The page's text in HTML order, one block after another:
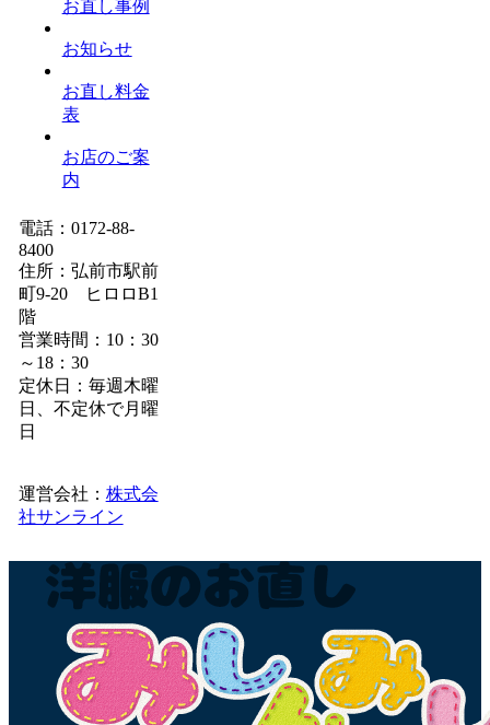
お直し事例
お知らせ
お直し料金
表
お店のご案
内
電話：0172-88-
8400
住所：弘前市駅前
町9-20 ヒロロB1
階
営業時間：10：30
～18：30
定休日：毎週木曜
日、不定休で月曜
日
運営会社： 株式会
社サンライン